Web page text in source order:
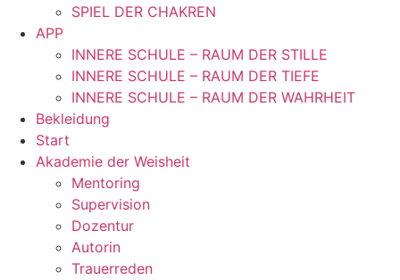
SPIEL DER CHAKREN
APP
INNERE SCHULE – RAUM DER STILLE
INNERE SCHULE – RAUM DER TIEFE
INNERE SCHULE – RAUM DER WAHRHEIT
Bekleidung
Start
Akademie der Weisheit
Mentoring
Supervision
Dozentur
Autorin
Trauerreden